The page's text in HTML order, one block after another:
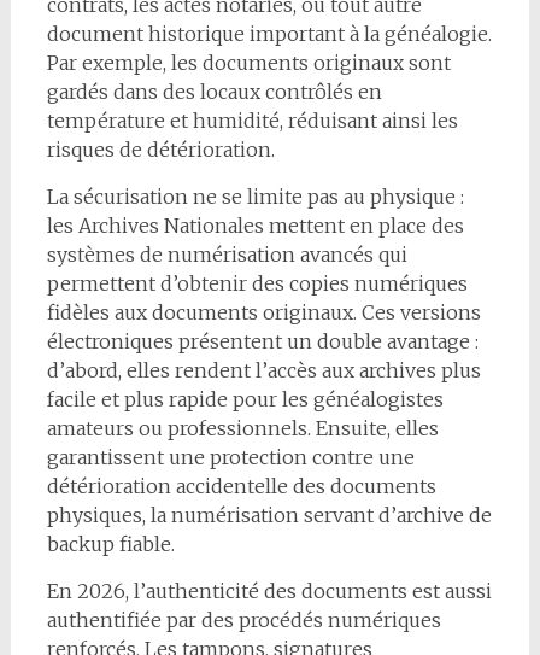
document historique important à la généalogie.
Par exemple, les documents originaux sont
gardés dans des locaux contrôlés en
température et humidité, réduisant ainsi les
risques de détérioration.
La sécurisation ne se limite pas au physique :
les Archives Nationales mettent en place des
systèmes de numérisation avancés qui
permettent d’obtenir des copies numériques
fidèles aux documents originaux. Ces versions
électroniques présentent un double avantage :
d’abord, elles rendent l’accès aux archives plus
facile et plus rapide pour les généalogistes
amateurs ou professionnels. Ensuite, elles
garantissent une protection contre une
détérioration accidentelle des documents
physiques, la numérisation servant d’archive de
backup fiable.
En 2026, l’authenticité des documents est aussi
authentifiée par des procédés numériques
renforcés. Les tampons, signatures